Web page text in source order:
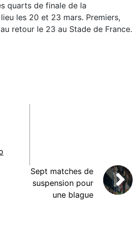
quarts de finale de la
les 20 et 23 mars. Premiers,
retour le 23 au Stade de France.
Sept matches de
suspension pour
une blague